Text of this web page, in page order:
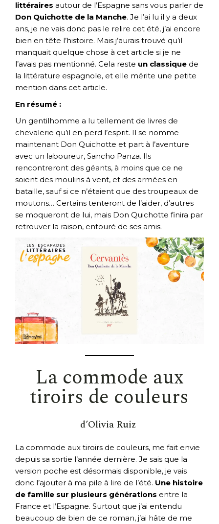
littéraires autour de l’Espagne sans vous parler de
Don Quichotte de la Manche. Je l’ai lu il y a deux
ans, je ne vais donc pas le relire cet été, j’ai encore
bien en tête l’histoire. Mais j’aurais trouvé qu’il
manquait quelque chose à cet article si je ne
l’avais pas mentionné. Cela reste un classique de
la littérature espagnole, et elle mérite une petite
mention dans cet article.
En résumé :
Un gentilhomme a lu tellement de livres de
chevalerie qu’il en perd l’esprit. Il se nomme
maintenant Don Quichotte et part à l’aventure
avec un laboureur, Sancho Panza. Ils
rencontreront des géants, à moins que ce ne
soient des moulins à vent, et des armées en
bataille, sauf si ce n’étaient que des troupeaux de
moutons… Certains tenteront de l’aider, d’autres
se moqueront de lui, mais Don Quichotte finira par
retrouver la raison, entouré de ses amis.
La commode aux
tiroirs de couleurs
d’Olivia Ruiz
La commode aux tiroirs de couleurs, me fait envie
depuis sa sortie l’année dernière. Je sais que la
version poche est désormais disponible, je vais
donc l’ajouter à ma pile à lire de l’été. Une histoire
de famille sur plusieurs générations entre la
France et l’Espagne. Surtout que j’ai entendu
beaucoup de bien de ce roman, j’ai hâte de me